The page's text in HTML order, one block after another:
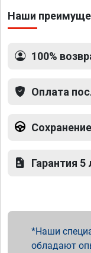
Наши
100%
Оплата
Гарантия 5
Наши
обладают